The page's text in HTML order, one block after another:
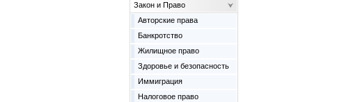
Закон и Право
Авторские права
Банкротство
Жилищное право
Здоровье и безопасность
Иммиграция
Налоговое право